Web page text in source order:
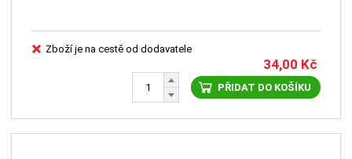
Zboží je na cestě od dodavatele
34,00 Kč
PŘIDAT DO KOŠÍKU